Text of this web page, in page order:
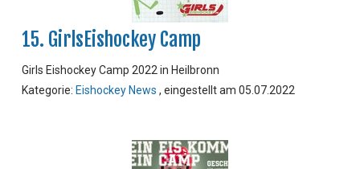
15. GirlsEishockey Camp
Girls Eishockey Camp 2022 in Heilbronn
Kategorie: Eishockey News , eingestellt am 05.07.2022